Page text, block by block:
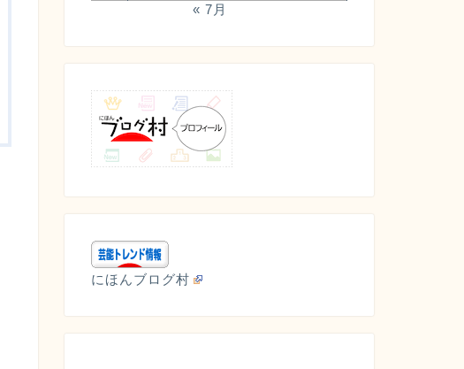
« 7月
にほんブログ村